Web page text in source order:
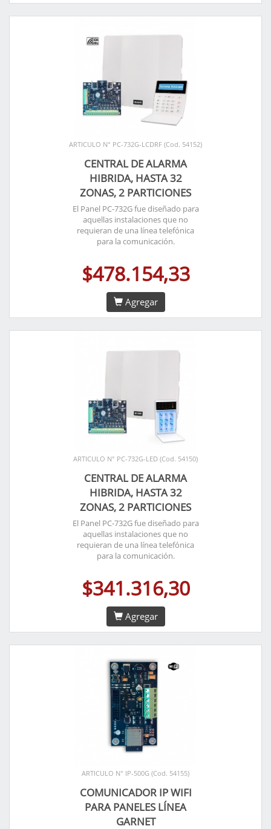
ARTICULO N° PC-732G-LCDRF (Cod. 54152)
CENTRAL DE ALARMA
HIBRIDA, HASTA 32
ZONAS, 2 PARTICIONES
El Panel PC-732G fue diseñado para
aquellas instalaciones que no
requieran de una línea telefónica
para la comunicación.
$478.154,33
Agregar
ARTICULO N° PC-732G-LED (Cod. 54150)
CENTRAL DE ALARMA
HIBRIDA, HASTA 32
ZONAS, 2 PARTICIONES
El Panel PC-732G fue diseñado para
aquellas instalaciones que no
requieran de una línea telefónica
para la comunicación.
$341.316,30
Agregar
ARTICULO N° IP-500G (Cod. 54155)
COMUNICADOR IP WIFI
PARA PANELES LÍNEA
GARNET